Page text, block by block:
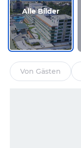
Alle Bilder
Von Gästen